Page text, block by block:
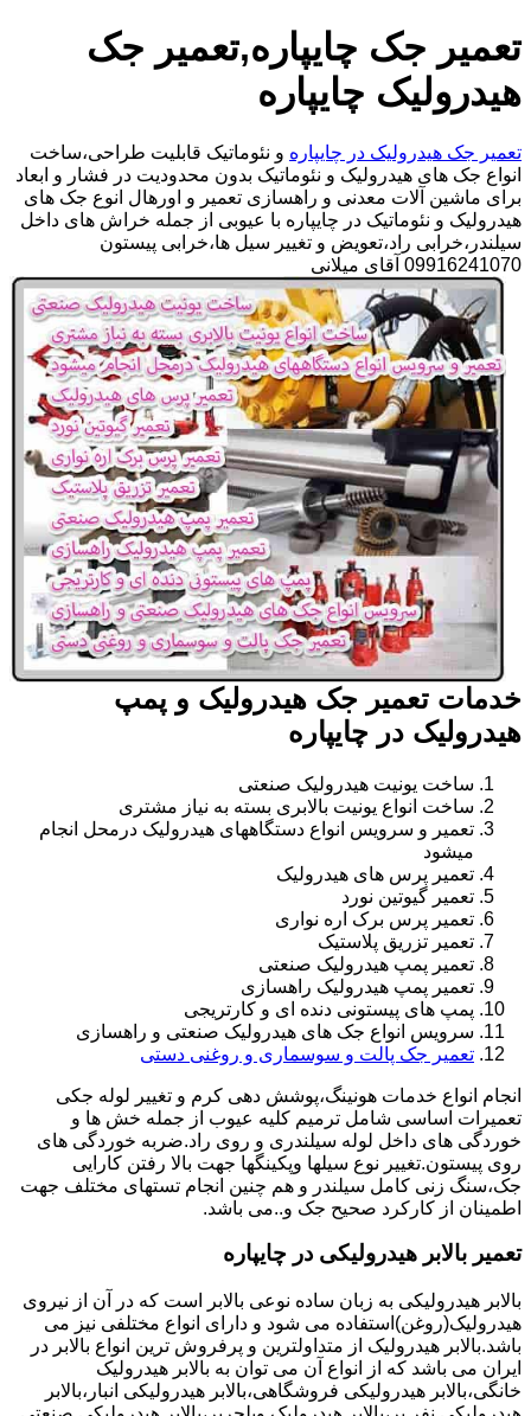
تعمیر جک چایپاره,تعمیر جک
هیدرولیک چایپاره
تعمیر جک هیدرولیک در چایپاره و نئوماتیک قابلیت طراحی،ساخت
انواع جک های هیدرولیک و نئوماتیک بدون محدودیت در فشار و ابعاد
برای ماشین آلات معدنی و راهسازی تعمیر و اورهال انوع جک های
هیدرولیک و نئوماتیک در چایپاره با عیوبی از جمله خراش های داخل
سیلندر،خرابی راد،تعویض و تغییر سیل ها،خرابی پیستون
09916241070 آقای میلانی
خدمات تعمیر جک هیدرولیک و پمپ
هیدرولیک در چایپاره
ساخت یونیت هیدرولیک صنعتی
ساخت انواع یونیت بالابری بسته به نیاز مشتری
تعمیر و سرویس انواع دستگاههای هیدرولیک درمحل انجام
میشود
تعمیر پرس های هیدرولیک
تعمیر گیوتین نورد
تعمیر پرس برک اره نواری
تعمیر تزریق پلاستیک
تعمیر پمپ هیدرولیک صنعتی
تعمیر پمپ هیدرولیک راهسازی
پمپ های پیستونی دنده ای و کارتریجی
سرویس انواع جک های هیدرولیک صنعتی و راهسازی
تعمیر جک پالت و سوسماری و روغنی دستی
انجام انواع خدمات هونینگ،پوشش دهی کرم و تغییر لوله جکی
تعمیرات اساسی شامل ترمیم کلیه عیوب از جمله خش ها و
خوردگی های داخل لوله سیلندری و روی راد.ضربه خوردگی های
روی پیستون.تغییر نوع سیلها وپکینگها جهت بالا رفتن کارایی
جک،سنگ زنی کامل سیلندر و هم چنین انجام تستهای مختلف جهت
اطمینان از کارکرد صحیح جک و..می باشد.
تعمیر بالابر هیدرولیکی در چایپاره
بالابر هیدرولیکی به زبان ساده نوعی بالابر است که در آن از نیروی
هیدرولیک(روغن)استفاده می شود و دارای انواع مختلفی نیز می
باشد.بالابر هیدرولیک از متداولترین و پرفروش ترین انواع بالابر در
ایران می باشد که از انواع آن می توان به بالابر هیدرولیک
خانگی،بالابر هیدرولیکی فروشگاهی،بالابر هیدرولیکی انبار،بالابر